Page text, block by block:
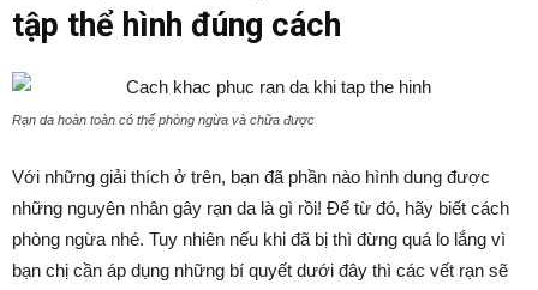
tập thể hình đúng cách
Rạn da hoàn toàn có thể phòng ngừa và chữa được
Với những giải thích ở trên, bạn đã phần nào hình dung được
những nguyên nhân gây rạn da là gì rồi! Để từ đó, hãy biết cách
phòng ngừa nhé. Tuy nhiên nếu khi đã bị thì đừng quá lo lắng vì
bạn chị cần áp dụng những bí quyết dưới đây thì các vết rạn sẽ